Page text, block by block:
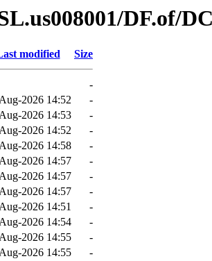
DF.of/
modified Size
-
2026 14:52
-
2026 14:53
-
2026 14:52
-
2026 14:58
-
2026 14:57
-
2026 14:57
-
2026 14:57
-
2026 14:51
-
2026 14:54
-
2026 14:55
-
2026 14:55
-